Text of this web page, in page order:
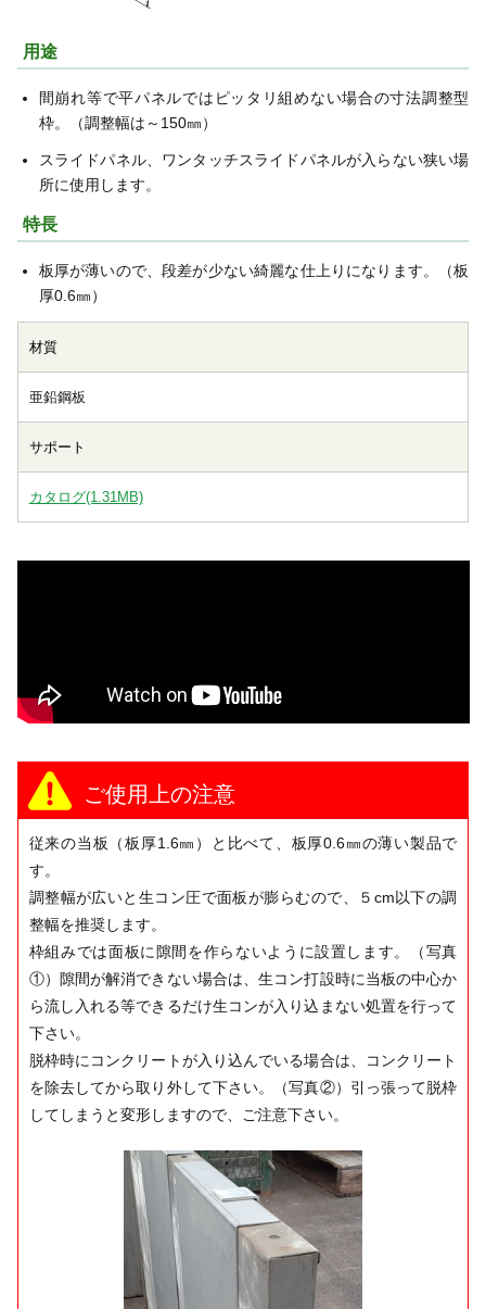
用途
間崩れ等で平パネルではピッタリ組めない場合の寸法調整型
枠。（調整幅は～150㎜）
スライドパネル、ワンタッチスライドパネルが入らない狭い場
所に使用します。
特長
板厚が薄いので、段差が少ない綺麗な仕上りになります。（板
厚0.6㎜）
材質
亜鉛鋼板
サポート
カタログ(1.31MB)
ご使用上の注意
従来の当板（板厚1.6㎜）と比べて、板厚0.6㎜の薄い製品で
す。
調整幅が広いと生コン圧で面板が膨らむので、５cm以下の調
整幅を推奨します。
枠組みでは面板に隙間を作らないように設置します。（写真
①）隙間が解消できない場合は、生コン打設時に当板の中心か
ら流し入れる等できるだけ生コンが入り込まない処置を行って
下さい。
脱枠時にコンクリートが入り込んでいる場合は、コンクリート
を除去してから取り外して下さい。（写真②）引っ張って脱枠
してしまうと変形しますので、ご注意下さい。